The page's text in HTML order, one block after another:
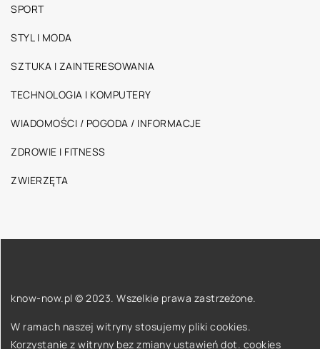
SPORT
STYL I MODA
SZTUKA I ZAINTERESOWANIA
TECHNOLOGIA I KOMPUTERY
WIADOMOŚCI / POGODA / INFORMACJE
ZDROWIE I FITNESS
ZWIERZĘTA
know-now.pl © 2023. Wszelkie prawa zastrzeżone.
W ramach naszej witryny stosujemy pliki cookies.
Korzystanie z witryny bez zmiany ustawień dot. cookies